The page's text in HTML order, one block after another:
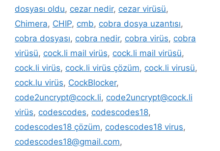
dosyası oldu, cezar nedir, cezar virüsü,
Chimera, CHIP, cmb, cobra dosya uzantısı,
cobra dosyası, cobra nedir, cobra virüs, cobra
virüsü, cock.li mail virüs, cock.li mail virüsü,
cock.li virüs, cock.li virüs çözüm, cock.li virusü,
cock.lu virüs, CockBlocker,
code2uncrypt@cock.li, code2uncrypt@cock.li
virüs, codescodes, codescodes18,
codescodes18 çözüm, codescodes18 virus,
codescodes18@gmail.com,